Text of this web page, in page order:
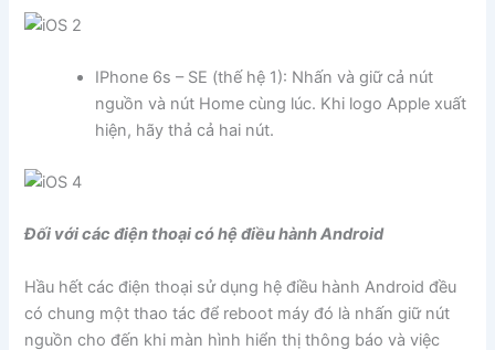
IPhone 6s – SE (thế hệ 1): Nhấn và giữ cả nút
nguồn và nút Home cùng lúc. Khi logo Apple xuất
hiện, hãy thả cả hai nút.
Đối với các điện thoại có hệ điều hành Android
Hầu hết các điện thoại sử dụng hệ điều hành Android đều
có chung một thao tác để reboot máy đó là nhấn giữ nút
nguồn cho đến khi màn hình hiển thị thông báo và việc